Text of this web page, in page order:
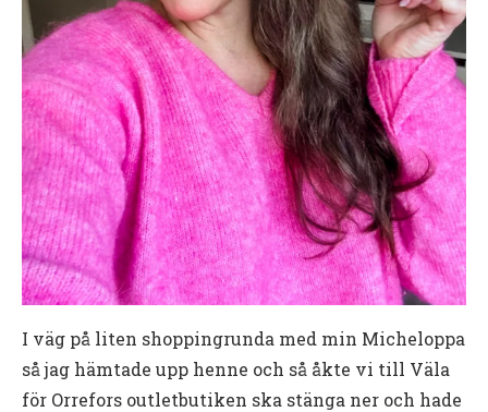
I väg på liten shoppingrunda med min Micheloppa
så jag hämtade upp henne och så åkte vi till Väla
för Orrefors outletbutiken ska stänga ner och hade